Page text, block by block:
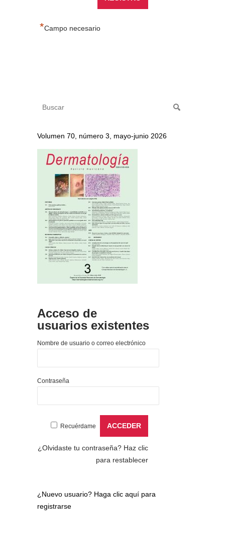
*Campo necesario
Volumen 70, número 3, mayo-junio 2026
Acceso de
usuarios existentes
Nombre de usuario o correo electrónico
Contraseña
Recuérdame
¿Olvidaste tu contraseña? Haz clic
para restablecer
¿Nuevo usuario? Haga clic aquí para
registrarse